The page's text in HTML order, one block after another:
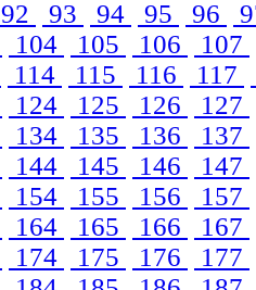
92 93 94 95 96
104 105 106
107
114 115 116 117
124 125 126
127
134 135 136
137
144 145 146
147
154 155 156
157
164 165 166
167
174 175 176
177